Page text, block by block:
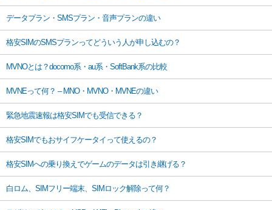
データプラン・SMSプラン・音声プランの違い
格安SIMのSMSプランってどういう人が申し込むの？
MVNOとは？docomo系・au系・SoftBank系の比較
MVNEって何？ – MNO・MVNO・MVNEの違い
緊急地震速報は格安SIMでも受信できる？
格安SIMでもおサイフケータイって使えるの？
格安SIMへの乗り換えでゲームのデータは引き継げる？
白ロム、SIMフリー端末、SIMロック解除って何？